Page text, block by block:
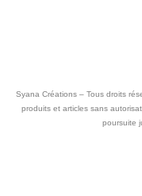
Syana Créations – Tous droits
produits et articles sans
poursuite